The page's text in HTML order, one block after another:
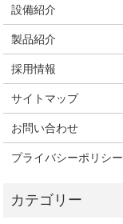
設備紹介
製品紹介
採用情報
サイトマップ
お問い合わせ
プライバシーポリシー